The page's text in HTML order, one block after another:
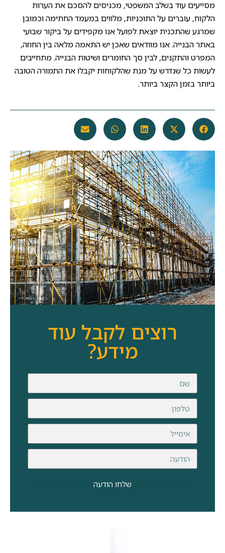
מסייעים עוד בשלב המשפטי, מכניסים להסכם את הערות
הלקוח, עוברים על התוכניות, מלווים במעמד החתימה וכמובן
שמרגע שהתכנית יוצאת לפועל אנו מקפידים על ביקור שבועי
באתר הבנייה. אנו מוודאים שאכן יש התאמה מלאה בין החוזה,
המפרט והתקנים, לבין סך החומרים ושיטות הבנייה. מתחייבים
לעשות כל שנדרש על מנת שהלקוחות יקבלו את התמורה הטובה
ביותר בזמן הקצר ביותר.
רוצים לקבל עוד
מידע?
שלחו הודעה